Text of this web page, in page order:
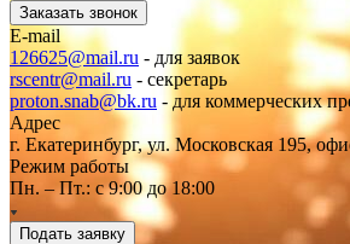
Заказать звонок
E-mail
126625@mail.ru - для заявок
rscentr@mail.ru - секретарь
proton.snab@bk.ru - для коммерческих
Адрес
г. Екатеринбург, ул. Московская 195,
Режим работы
Пн. – Пт.: с 9:00 до 18:00
Подать заявку